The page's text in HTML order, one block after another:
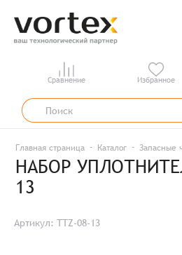
Сравнение Избранное
Главная страница Каталог Запасные
НАБОР
13
Артикул: TTZ-08-13